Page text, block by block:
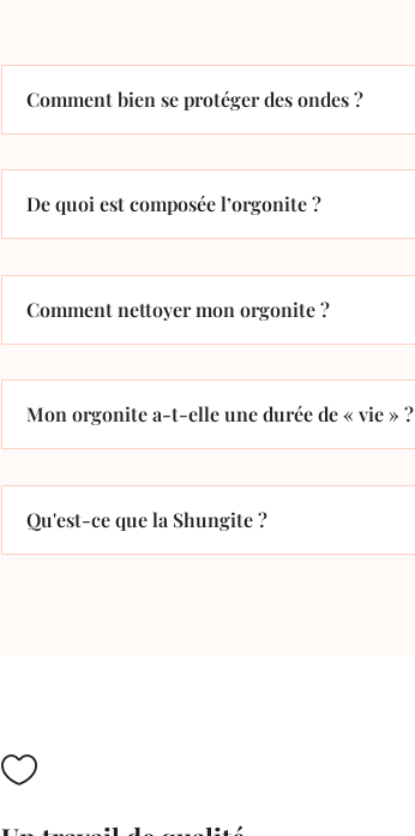
Comment bien se protéger des ondes ?
De quoi est composée l’orgonite ?
Comment nettoyer mon orgonite ?
Mon orgonite a-t-elle une durée de « vie » ?
Qu'est-ce que la Shungite ?
